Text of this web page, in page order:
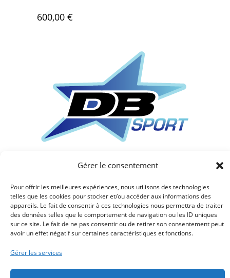
Gérer le consentement
Pour offrir les meilleures expériences, nous utilisons des technologies
telles que les cookies pour stocker et/ou accéder aux informations des
appareils. Le fait de consentir à ces technologies nous permettra de traiter
des données telles que le comportement de navigation ou les ID uniques
sur ce site. Le fait de ne pas consentir ou de retirer son consentement peut
avoir un effet négatif sur certaines caractéristiques et fonctions.
Gérer les services
600,00 €
Utilisation
Mentions légales et CGU
Politique de confidentialité